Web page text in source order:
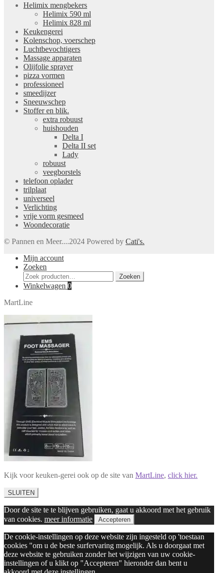
Helimix mengbekers
Helimix 590 ml
Helimix 828 ml
Keukengerei
Kolenschop, voerschep
Luchtbevochtigers
Massage apparaten
Olijfolie sprayer
pizza vormen
professioneel
smeedijzer
Sneeuwschep
Stoffer en blik.
extra robuust
huishouden
Delta I
Delta II set
Lady
robuust
veegborstels
telefoon oplader
trilplaat
universeel
Verlichting
vrije vorm gesmeed
Woondecoratie
© Pannen en Meer....2024 Powered by Cati's.
Mijn account
Zoeken
Zoeken
naar:
Zoeken
Winkelwagen 0
MartLine
Kijk voor keuken-gerei ook op de site van MartLine, click hier.
SLUITEN
Door de site te te blijven gebruiken, gaat u akkoord met het gebruik
van cookies. meer informatie Accepteren
De cookie-instellingen op deze website zijn ingesteld op 'toestaan
cookies "om u de beste surfervaring mogelijk. Als u doorgaat met
deze website te gebruiken zonder het wijzigen van uw cookie-
instellingen of u klikt op "Accepteren" hieronder dan bent u